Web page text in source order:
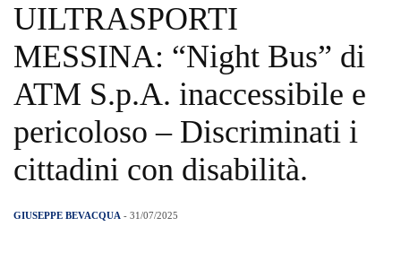
UILTRASPORTI
MESSINA: “Night Bus” di
ATM S.p.A. inaccessibile e
pericoloso – Discriminati i
cittadini con disabilità.
GIUSEPPE BEVACQUA - 31/07/2025